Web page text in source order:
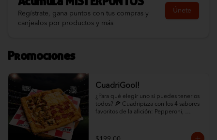
Regístrate, gana puntos con tus compras y
canjealos por productos y más
Únete
Promociones
CuadriGool!
¿Para qué elegir uno si puedes tenerlos
todos? 🍕 Cuadripizza con los 4 sabores
favoritos de la afición: Pepperoni,
de ajonjolí!